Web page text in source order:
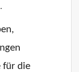
für die